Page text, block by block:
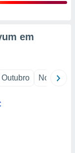
em
Outubro Novembro